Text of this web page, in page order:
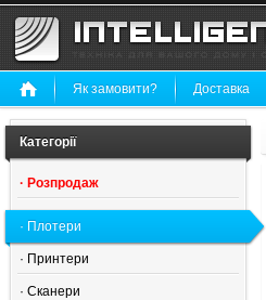
Як замовити? Доставка
Категорії
· Розпродаж
· Плотери
· Принтери
· Сканери